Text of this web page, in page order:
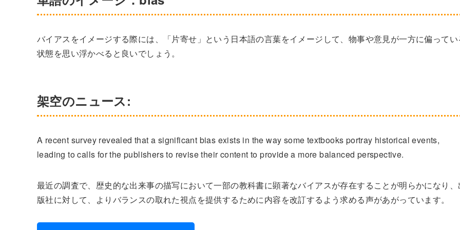
バイアスをイメージする際には、「片寄せ」という日本語の言葉をイメージして、物事や意見が一方に偏って
状態を思い浮かべると良いでしょう。
架空のニュース:
A recent survey revealed that a significant bias exists in the way some textbooks portray historical events,
leading to calls for the publishers to revise their content to provide a more balanced perspective.
最近の調査で、歴史的な出来事の描写において一部の教科書に顕著なバイアスが存在することが明らかになり
版社に対して、よりバランスの取れた視点を提供するために内容を改訂するよう求める声があがっています。